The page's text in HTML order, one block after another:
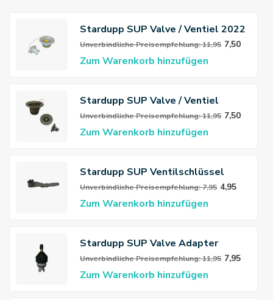
Stardupp SUP Valve / Ventiel 2022
Unverbindliche Preisempfehlung: 11,95 7,50
Zum Warenkorb hinzufügen
Stardupp SUP Valve / Ventiel
Unverbindliche Preisempfehlung: 11,95 7,50
Zum Warenkorb hinzufügen
Stardupp SUP Ventilschlüssel
Unverbindliche Preisempfehlung: 7,95 4,95
Zum Warenkorb hinzufügen
Stardupp SUP Valve Adapter
Unverbindliche Preisempfehlung: 11,95 7,95
Zum Warenkorb hinzufügen